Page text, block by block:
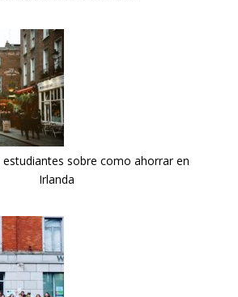
sobre como ahorrar en
Irlanda